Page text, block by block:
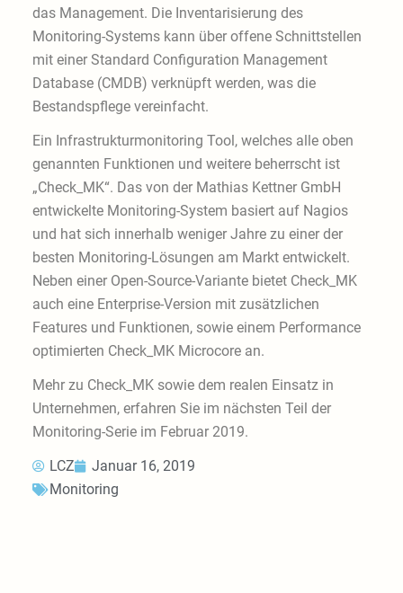
das Management. Die Inventarisierung des
Monitoring-Systems kann über offene Schnittstellen
mit einer Standard Configuration Management
Database (CMDB) verknüpft werden, was die
Bestandspflege vereinfacht.
Ein Infrastrukturmonitoring Tool, welches alle oben
genannten Funktionen und weitere beherrscht ist
„Check_MK“. Das von der Mathias Kettner GmbH
entwickelte Monitoring-System basiert auf Nagios
und hat sich innerhalb weniger Jahre zu einer der
besten Monitoring-Lösungen am Markt entwickelt.
Neben einer Open-Source-Variante bietet Check_MK
auch eine Enterprise-Version mit zusätzlichen
Features und Funktionen, sowie einem Performance
optimierten Check_MK Microcore an.
Mehr zu Check_MK sowie dem realen Einsatz in
Unternehmen, erfahren Sie im nächsten Teil der
Monitoring-Serie im Februar 2019.
LCZ
Januar 16, 2019
Monitoring